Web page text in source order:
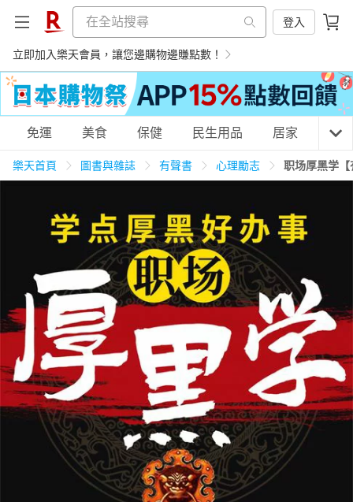
登入
立即加入樂天會員，讓您邊購物邊賺點數！
購物網分類
天天免運 養生保健 民生用品
居家生活 3C家電 運動休閒 親子玩具
女裝 男裝 化妝保養 情趣用品
日本購物 電子/紙本書
HOT
免運 美食 保健 民生用品 居家 3C
樂天首頁 圖書與雜誌 有聲書 心理勵志 职场厚黑学【